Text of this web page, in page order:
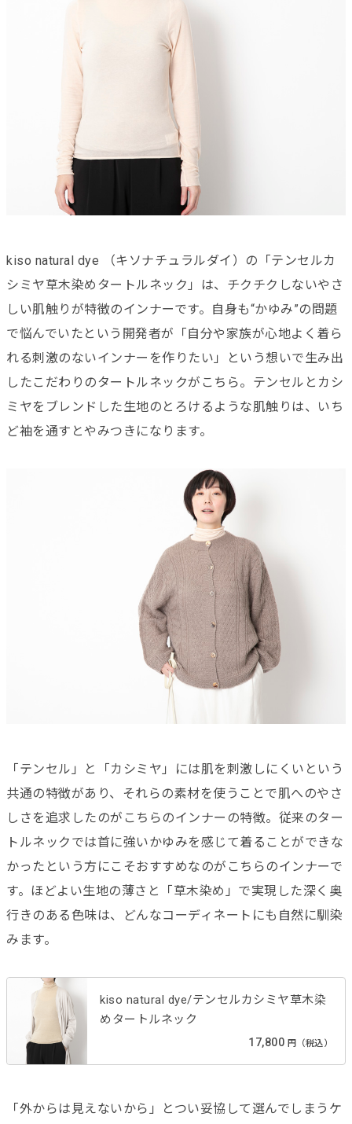
kiso natural dye （キソナチュラルダイ）の「テンセルカ
シミヤ草木染めタートルネック」は、チクチクしないやさ
しい肌触りが特徴のインナーです。自身も“かゆみ”の問題
で悩んでいたという開発者が「自分や家族が心地よく着ら
れる刺激のないインナーを作りたい」という想いで生み出
したこだわりのタートルネックがこちら。テンセルとカシ
ミヤをブレンドした生地のとろけるような肌触りは、いち
ど袖を通すとやみつきになります。
「テンセル」と「カシミヤ」には肌を刺激しにくいという
共通の特徴があり、それらの素材を使うことで肌へのやさ
しさを追求したのがこちらのインナーの特徴。従来のター
トルネックでは首に強いかゆみを感じて着ることができな
かったという方にこそおすすめなのがこちらのインナーで
す。ほどよい生地の薄さと「草木染め」で実現した深く奥
行きのある色味は、どんなコーディネートにも自然に馴染
みます。
kiso natural dye/テンセルカシミヤ草木染
めタートルネック
17,800 円（税込）
「外からは見えないから」とつい妥協して選んでしまうケ